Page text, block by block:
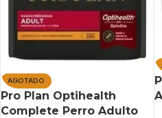
AGOTADO
Pro Plan Optihealth
Complete Perro Adulto